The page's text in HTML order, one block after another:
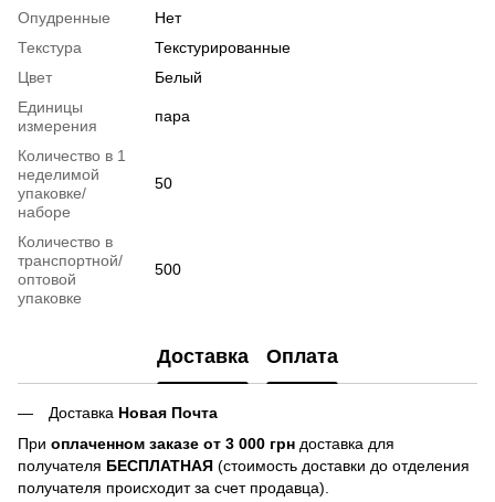
Опудренные
Нет
Текстура
Текстурированные
Цвет
Белый
Единицы
измерения
пара
Количество в 1
неделимой
упаковке/
наборе
50
Количество в
транспортной/
оптовой
упаковке
500
Доставка Оплата
Доставка Новая Почта
При оплаченном заказе от 3 000 грн доставка для
получателя БЕСПЛАТНАЯ (стоимость доставки до отделения
получателя происходит за счет продавца).